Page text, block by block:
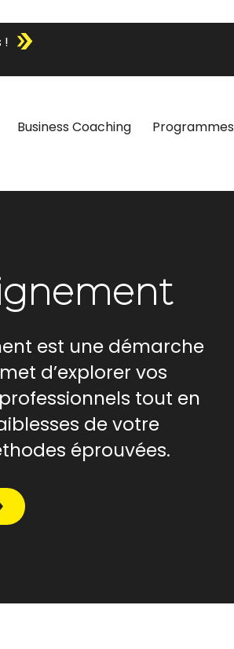
!
Business Coaching Programmes
est une démarche
d’explorer vos
tout en
de votre
éprouvées.